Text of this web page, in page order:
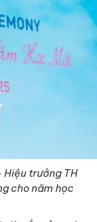
Hiệu trưởng TH
cho năm học